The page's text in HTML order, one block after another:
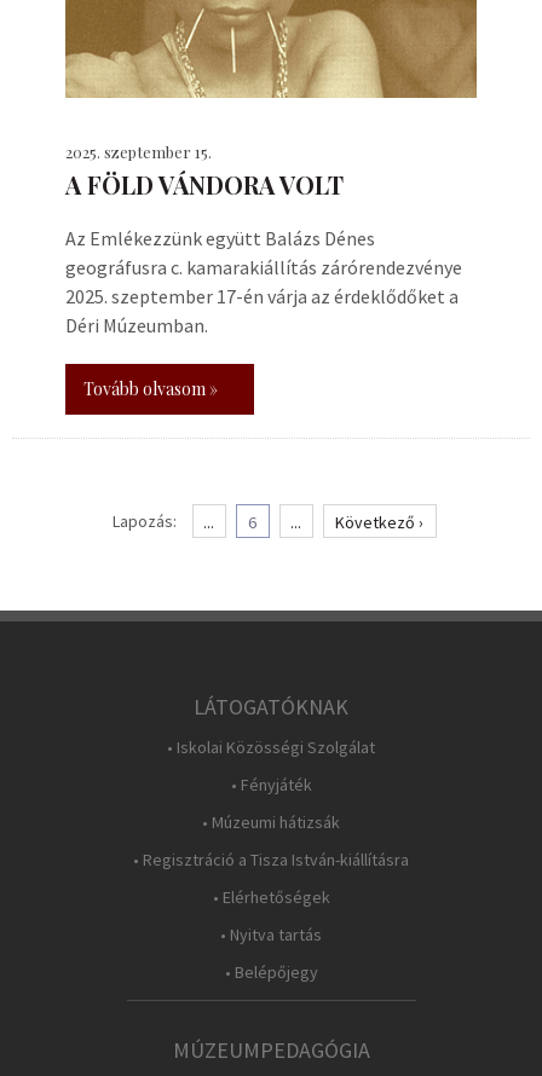
2025. szeptember 15.
A FÖLD VÁNDORA VOLT
Az Emlékezzünk együtt Balázs Dénes
geográfusra c. kamarakiállítás zárórendezvénye
2025. szeptember 17-én várja az érdeklődőket a
Déri Múzeumban.
Tovább olvasom »
Lapozás: ... 6 ... Következő ›
LÁTOGATÓKNAK
• Iskolai Közösségi Szolgálat
• Fényjáték
• Múzeumi hátizsák
• Regisztráció a Tisza István-kiállításra
• Elérhetőségek
• Nyitva tartás
• Belépőjegy
MÚZEUMPEDAGÓGIA